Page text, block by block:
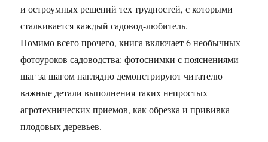
и остроумных решений тех трудностей, с которыми
сталкивается каждый садовод-любитель.
Помимо всего прочего, книга включает 6 необычных
фотоуроков садоводства: фотоснимки с пояснениями
шаг за шагом наглядно демонстрируют читателю
важные детали выполнения таких непростых
агротехнических приемов, как обрезка и прививка
плодовых деревьев.